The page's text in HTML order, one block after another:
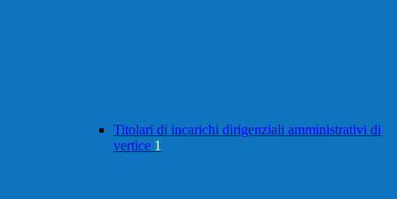
Titolari di incarichi dirigenziali amministrativi di
vertice 1